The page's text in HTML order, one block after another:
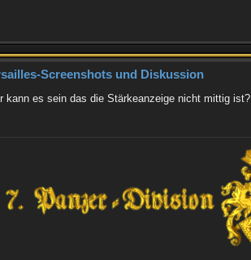
Screenshots und Diskussion
kann es sein das die Stärkeanzeige nicht mittig ist?